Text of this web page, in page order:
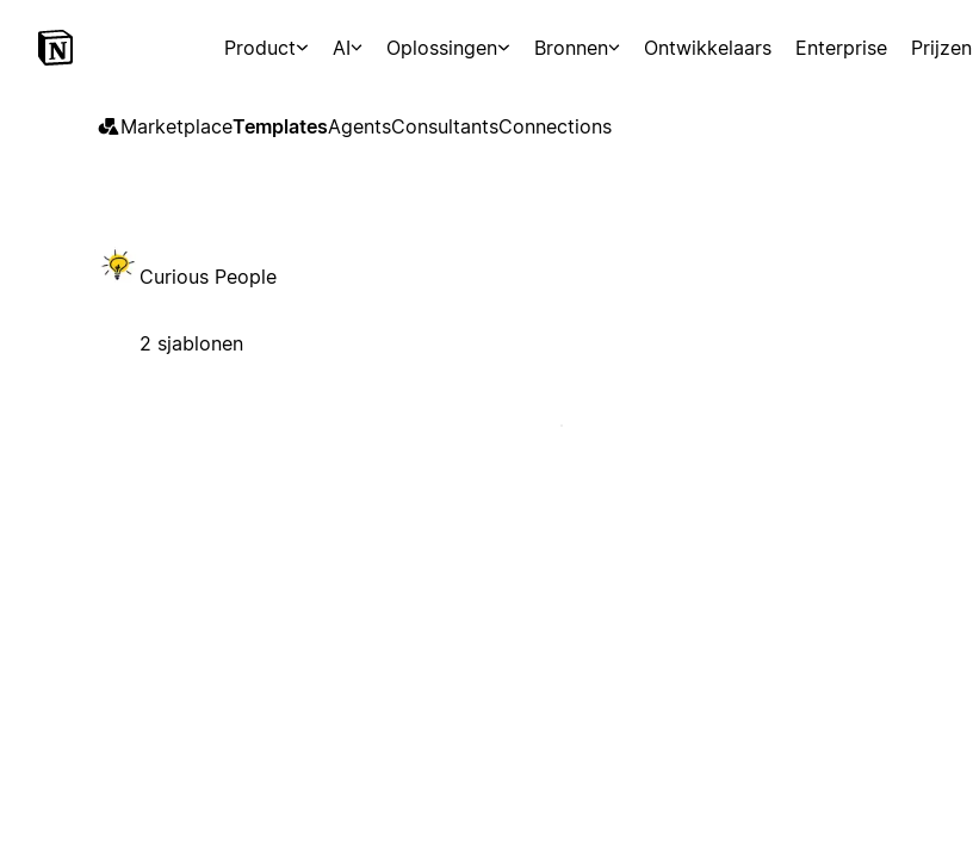
Product AI Oplossingen Bronnen Ontwikkelaars Enterprise Prijzen
MarketplaceTemplatesAgentsConsultantsConnections
Curious People
2 sjablonen